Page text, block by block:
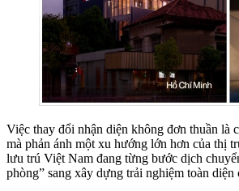
Việc thay đổi nhận diện không đơn thuần là
mà phản ánh một xu hướng lớn hơn của thị
lưu trú Việt Nam đang từng bước dịch
phòng” sang xây dựng trải nghiệm toàn diện